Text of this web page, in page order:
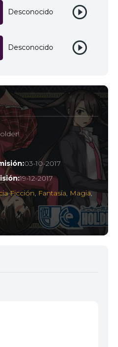
Desconocido
Desconocido
03-10-2017
19-12-2017
Ficción, Fantasía, Magia,